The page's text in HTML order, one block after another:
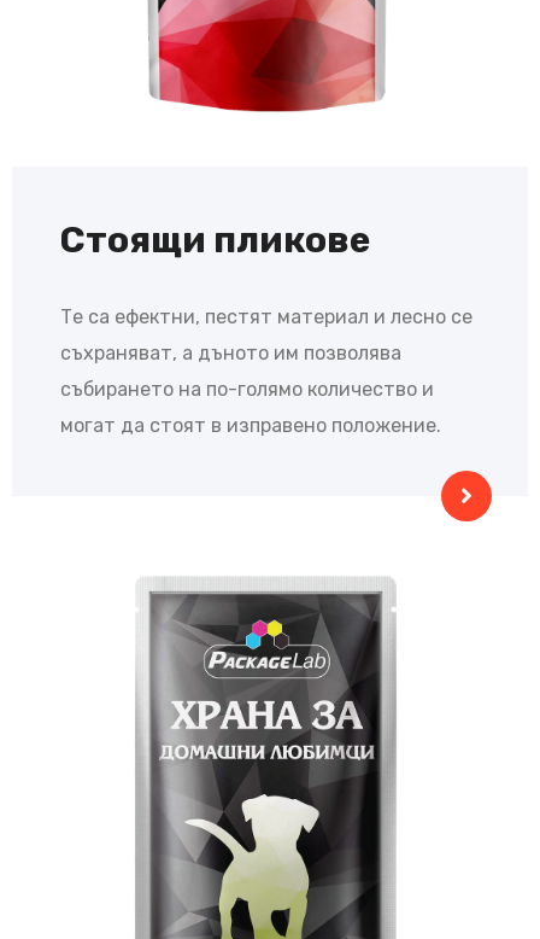
Стоящи пликове
Те са ефектни, пестят материал и лесно се
съхраняват, а дъното им позволява
събирането на по-голямо количество и
могат да стоят в изправено положение.